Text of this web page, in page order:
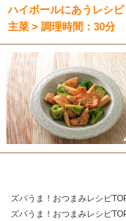
ハイボールにあうレシ
主菜 > 調理時間：30分
ズバうま！おつまみレシピ
ズバうま！おつまみレシピ